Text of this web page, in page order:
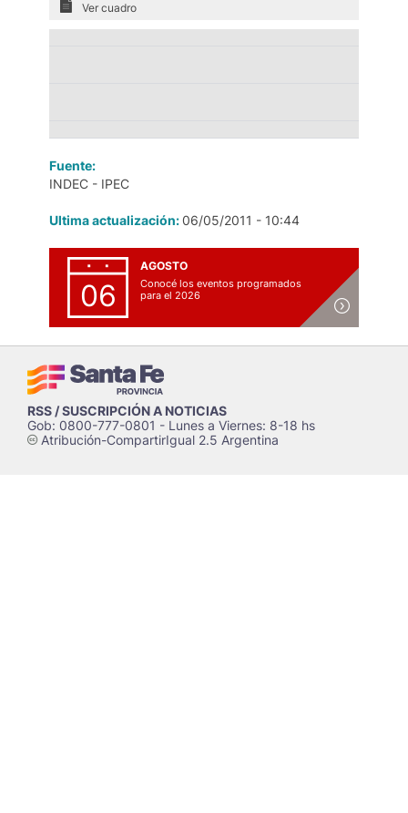
Ver cuadro
Fuente:
INDEC - IPEC
Ultima actualización:06/05/2011 - 10:44
06
AGOSTO
Conocé los eventos programados
para el 2026
RSS / SUSCRIPCIÓN A NOTICIAS
Gob: 0800-777-0801 - Lunes a Viernes: 8-18 hs
cAtribución-CompartirIgual 2.5 Argentina